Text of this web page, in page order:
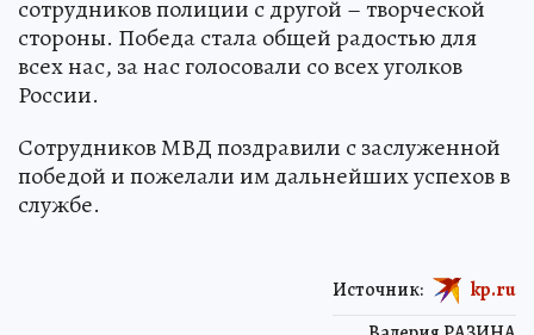
сотрудников полиции с другой – творческой
стороны. Победа стала общей радостью для
всех нас, за нас голосовали со всех уголков
России.
Сотрудников МВД поздравили с заслуженной
победой и пожелали им дальнейших успехов в
службе.
Источник: kp.ru